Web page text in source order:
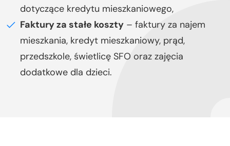
dotyczące kredytu mieszkaniowego,
Faktury za stałe koszty – faktury za najem
mieszkania, kredyt mieszkaniowy, prąd,
przedszkole, świetlicę SFO oraz zajęcia
dodatkowe dla dzieci.